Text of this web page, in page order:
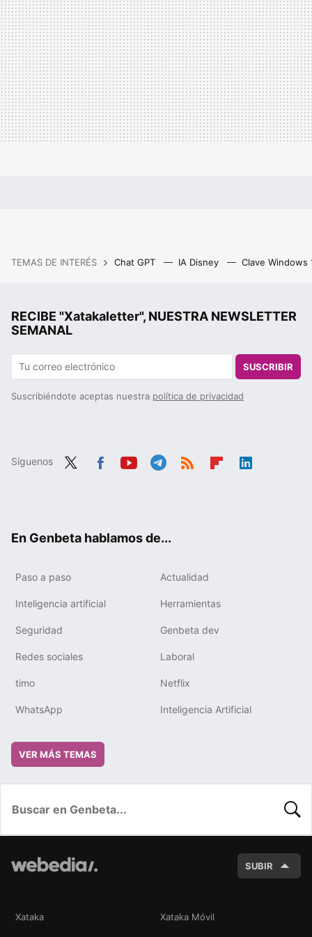
TEMAS DE INTERÉS Chat GPT IA Disney Clave Windows
RECIBE "Xatakaletter", NUESTRA NEWSLETTER
SEMANAL
SUSCRIBIR
Suscribiéndote aceptas nuestra política de privacidad
Síguenos
En Genbeta hablamos de...
Paso a paso Actualidad
Inteligencia artificial Herramientas
Seguridad Genbeta dev
Redes sociales Laboral
timo Netflix
WhatsApp Inteligencia Artificial
VER MÁS TEMAS
SUBIR
Xataka Xataka Móvil